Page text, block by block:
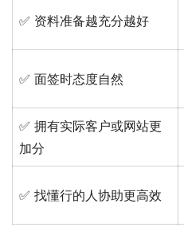
✅ 资料准备越充分越好
✅ 面签时态度自然
✅ 拥有实际客户或网站更
加分
✅ 找懂行的人协助更高效